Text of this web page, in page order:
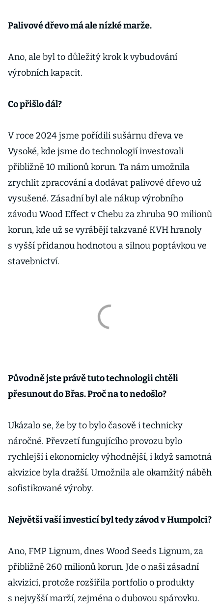
Palivové dřevo má ale nízké marže.
Ano, ale byl to důležitý krok k vybudování
výrobních kapacit.
Co přišlo dál?
V roce 2024 jsme pořídili sušárnu dřeva ve
Vysoké, kde jsme do technologií investovali
přibližně 10 milionů korun. Ta nám umožnila
zrychlit zpracování a dodávat palivové dřevo už
vysušené. Zásadní byl ale nákup výrobního
závodu Wood Effect v Chebu za zhruba 90 milionů
korun, kde už se vyrábějí takzvané KVH hranoly
s vyšší přidanou hodnotou a silnou poptávkou ve
stavebnictví.
Původně jste právě tuto technologii chtěli
přesunout do Břas. Proč na to nedošlo?
Ukázalo se, že by to bylo časově i technicky
náročné. Převzetí fungujícího provozu bylo
rychlejší i ekonomicky výhodnější, i když samotná
akvizice byla dražší. Umožnila ale okamžitý náběh
sofistikované výroby.
Největší vaší investicí byl tedy závod v Humpolci?
Ano, FMP Lignum, dnes Wood Seeds Lignum, za
přibližně 260 milionů korun. Jde o naši zásadní
akvizici, protože rozšířila portfolio o produkty
s nejvyšší marží, zejména o dubovou spárovku.